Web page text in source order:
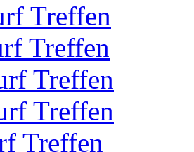
Treffen
Treffen
Treffen
Treffen
Treffen